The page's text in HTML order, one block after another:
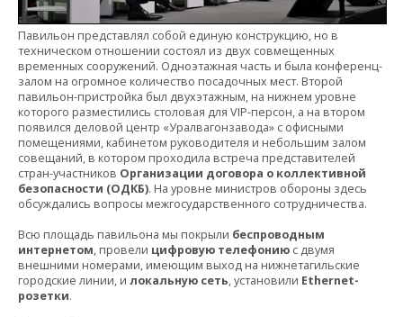
Павильон представлял собой единую конструкцию, но в
техническом отношении состоял из двух совмещенных
временных сооружений. Одноэтажная часть и была конференц-
залом на огромное количество посадочных мест. Второй
павильон-пристройка был двухэтажным, на нижнем уровне
которого разместились столовая для VIP-персон, а на втором
появился деловой центр «Уралвагонзавода» с офисными
помещениями, кабинетом руководителя и небольшим залом
совещаний, в котором проходила встреча представителей
стран-участников Организации договора о коллективной
безопасности (ОДКБ). На уровне министров обороны здесь
обсуждались вопросы межгосударственного сотрудничества.
Всю площадь павильона мы покрыли беспроводным
интернетом, провели цифровую телефонию с двумя
внешними номерами, имеющим выход на нижнетагильские
городские линии, и локальную сеть, установили Ethernet-
розетки.